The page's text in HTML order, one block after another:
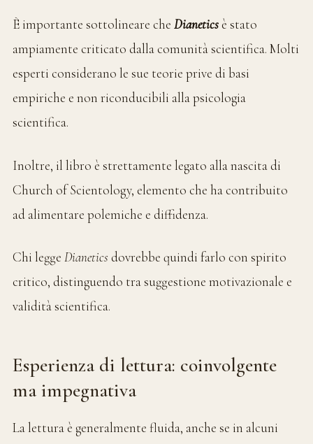
È importante sottolineare che Dianeticsè stato
ampiamente criticato dalla comunità scientifica. Molti
esperti considerano le sue teorie prive di basi
empiriche e non riconducibili alla psicologia
scientifica.
Inoltre, il libro è strettamente legato alla nascita di
Church of Scientology, elemento che ha contribuito
ad alimentare polemiche e diffidenza.
Chi legge Dianetics dovrebbe quindi farlo con spirito
critico, distinguendo tra suggestione motivazionale e
validità scientifica.
Esperienza di lettura: coinvolgente
ma impegnativa
La lettura è generalmente fluida, anche se in alcuni